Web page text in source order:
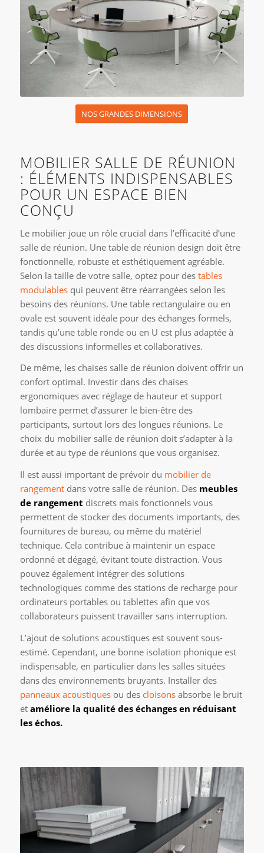
NOS GRANDES DIMENSIONS
MOBILIER SALLE DE RÉUNION
: ÉLÉMENTS INDISPENSABLES
POUR UN ESPACE BIEN
CONÇU
Le mobilier joue un rôle crucial dans l’efficacité d’une
salle de réunion. Une table de réunion design doit être
fonctionnelle, robuste et esthétiquement agréable.
Selon la taille de votre salle, optez pour des tables
modulablesqui peuvent être réarrangées selon les
besoins des réunions. Une table rectangulaire ou en
ovale est souvent idéale pour des échanges formels,
tandis qu’une table ronde ou en U est plus adaptée à
des discussions informelles et collaboratives.
De même, les chaises salle de réunion doivent offrir un
confort optimal. Investir dans des chaises
ergonomiques avec réglage de hauteur et support
lombaire permet d’assurer le bien-être des
participants, surtout lors des longues réunions. Le
choix du mobilier salle de réunion doit s’adapter à la
durée et au type de réunions que vous organisez.
Il est aussi important de prévoir du mobilier de
rangementdans votre salle de réunion. Des meubles
de rangement discrets mais fonctionnels vous
permettent de stocker des documents importants, des
fournitures de bureau, ou même du matériel
technique. Cela contribue à maintenir un espace
ordonné et dégagé, évitant toute distraction. Vous
pouvez également intégrer des solutions
technologiques comme des stations de recharge pour
ordinateurs portables ou tablettes afin que vos
collaborateurs puissent travailler sans interruption.
L’ajout de solutions acoustiques est souvent sous-
estimé. Cependant, une bonne isolation phonique est
indispensable, en particulier dans les salles situées
dans des environnements bruyants. Installer des
panneaux acoustiquesou des cloisonsabsorbe le bruit
et améliore la qualité des échanges en réduisant
les échos.